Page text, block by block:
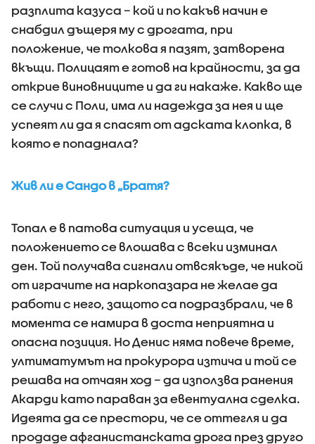
разплита казуса – кой и по какъв начин е
снабдил дъщеря му с дрогата, при
положение, че толкова я пазят, затворена
вкъщи. Полицаят е готов на крайности, за да
открие виновниците и да ги накаже. Какво ще
се случи с Поли, има ли надежда за нея и ще
успеят ли да я спасят от адската клопка, в
която е попаднала?
Жив ли е Сандо в „Братя?
Топал е в патова ситуация и усеща, че
положението се влошава с всеки изминал
ден. Той получава сигнали отвсякъде, че никой
от играчите на наркопазара не желае да
работи с него, защото са подразбрали, че в
момента се намира в доста неприятна и
опасна позиция. Но Денис няма повече време,
ултиматумът на прокурора изтича и той се
решава на отчаян ход – да използва ранения
Акарди като параван за евентуална сделка.
Идеята да се престори, че се оттегля и да
продаде афганистанската дрога през друго